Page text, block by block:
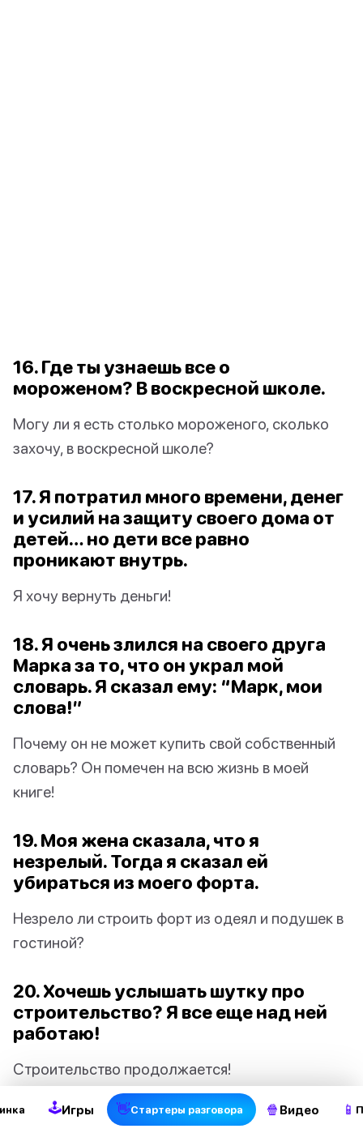
2
16. Где ты узнаешь все о
мороженом? В воскресной школе.
Могу ли я есть столько мороженого, сколько
захочу, в воскресной школе?
17. Я потратил много времени, денег
и усилий на защиту своего дома от
детей… но дети все равно
проникают внутрь.
Я хочу вернуть деньги!
18. Я очень злился на своего друга
Марка за то, что он украл мой
словарь. Я сказал ему: “Марк, мои
слова!”
Почему он не может купить свой собственный
словарь? Он помечен на всю жизнь в моей
книге!
19. Моя жена сказала, что я
незрелый. Тогда я сказал ей
убираться из моего форта.
Незрело ли строить форт из одеял и подушек в
гостиной?
20. Хочешь услышать шутку про
строительство? Я все еще над ней
работаю!
Строительство продолжается!
21. Как называется фальшивая
🕹Игры 👋Стартеры разговора 🍿 Видео 📱